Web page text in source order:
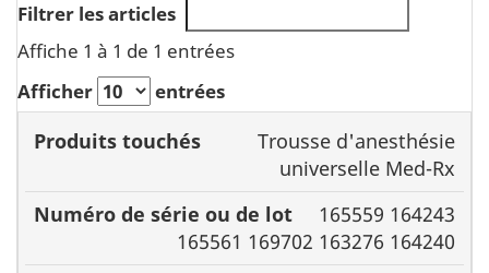
Filtrer les articles
Affiche 1 à 1 de 1 entrées
Afficher
entrées
Produits
touchés
Numéro
ou de
lot
Numéro de
modèle ou de
catalogue
Trousse d'anesthésie
universelle Med-Rx
165559 164243
165561 169702 163276 164240